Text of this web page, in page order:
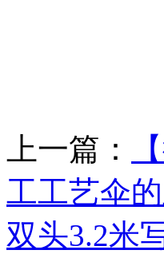
上一篇：
工工艺伞
双头3.2米